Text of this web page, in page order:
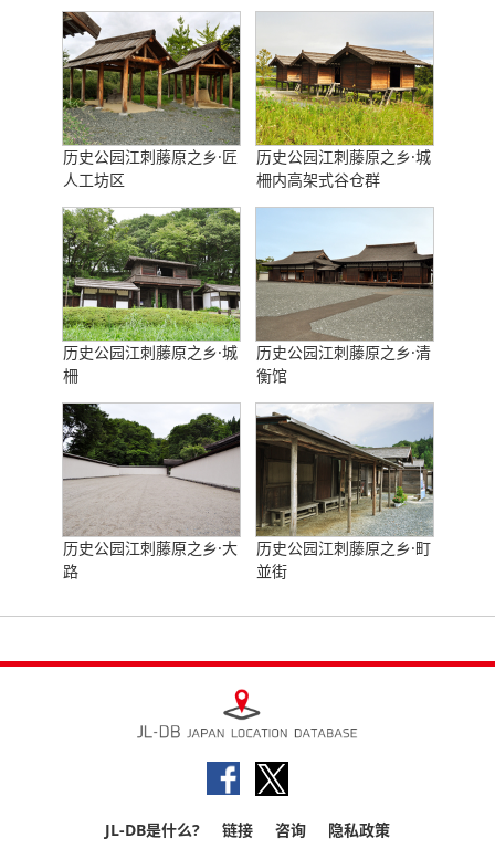
历史公园江刺藤原之乡·匠
人工坊区
历史公园江刺藤原之乡·城
柵内高架式谷仓群
历史公园江刺藤原之乡·城
柵
历史公园江刺藤原之乡·清
衡馆
历史公园江刺藤原之乡·大
路
历史公园江刺藤原之乡·町
並街
JL-DB是什么? 链接 咨询 隐私政策